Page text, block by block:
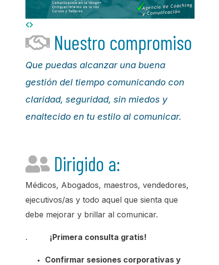
Nuestro compromiso
Que puedas alcanzar una buena
gestión del tiempo comunicando con
claridad, seguridad, sin miedos y
enaltecido en tu estilo al comunicar.
Dirigido a:
Médicos, Abogados, maestros, vendedores,
ejecutivos/as y todo aquel que sienta que
debe mejorar y brillar al comunicar.
. ¡Primera consulta gratis!
Confirmar sesiones corporativas y